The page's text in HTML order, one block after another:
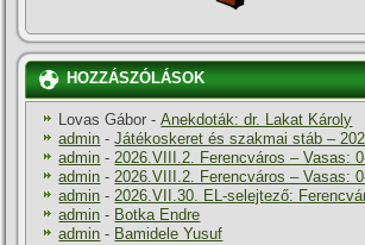
HOZZÁSZÓLÁSOK
Lovas Gábor -Anekdoták: dr. Lakat Károly
admin -Játékoskeret és szakmai stáb –
admin -2026.VIII.2. Ferencváros – Vasas:
admin -2026.VIII.2. Ferencváros – Vasas:
admin -2026.VII.30. EL-selejtező:
admin - Botka Endre
admin - Bamidele Yusuf